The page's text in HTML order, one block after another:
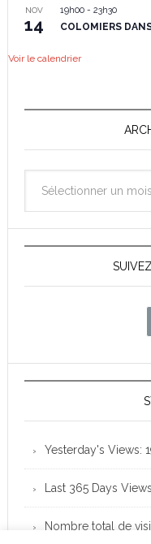
NOV
14
19h00- 23h30
COLOMIERS
Voir le calendrier
des
News
Yesterday's Views:
Last 365 Days
Nombre total de